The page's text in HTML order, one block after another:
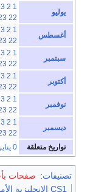
يوليو
1
2
3
22
أغسطس
1
2
3
22
سبتمبر
1
2
3
22
أكتوبر
1
2
3
22
نوفمبر
1
2
3
22
ديسمبر
1
2
3
22
تواريخ متعلقة
0 يناير
تصنيفات: صفحات
CS1 الإنجليزية الأمريكية-language sources (en-us)